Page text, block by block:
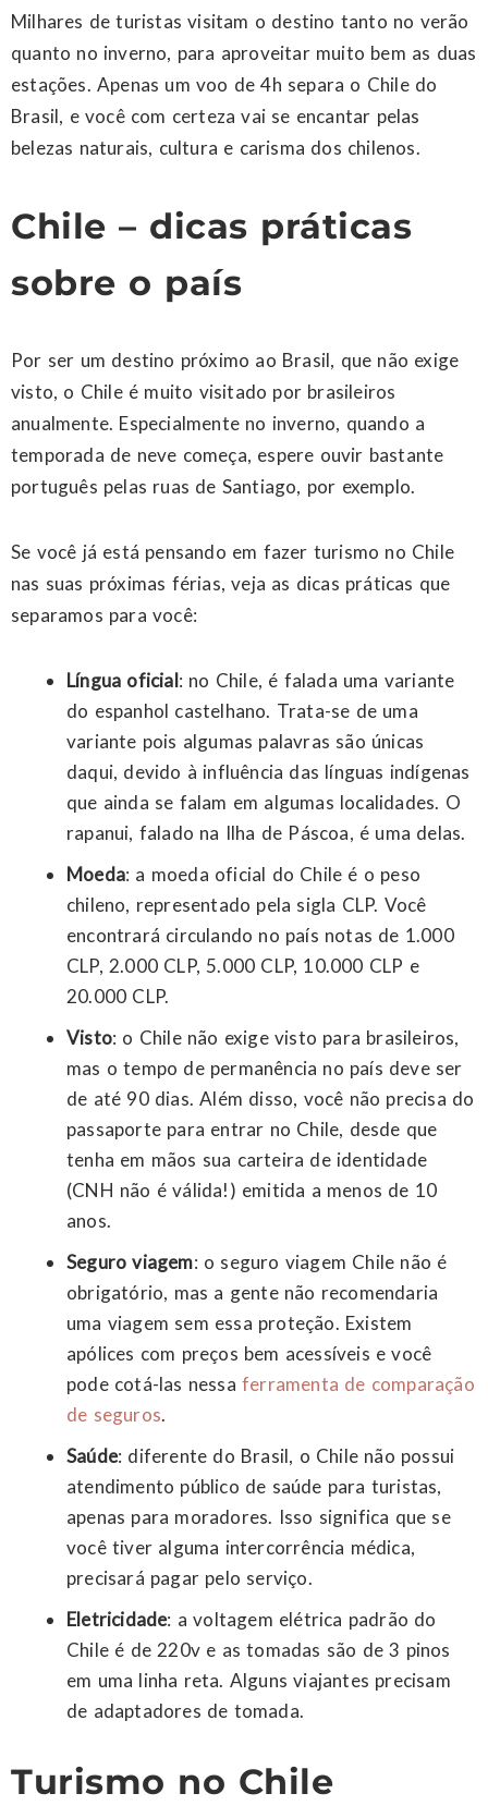
Milhares de turistas visitam o destino tanto no verão
quanto no inverno, para aproveitar muito bem as duas
estações. Apenas um voo de 4h separa o Chile do
Brasil, e você com certeza vai se encantar pelas
belezas naturais, cultura e carisma dos chilenos.
Chile – dicas práticas
sobre o país
Por ser um destino próximo ao Brasil, que não exige
visto, o Chile é muito visitado por brasileiros
anualmente. Especialmente no inverno, quando a
temporada de neve começa, espere ouvir bastante
português pelas ruas de Santiago, por exemplo.
Se você já está pensando em fazer turismo no Chile
nas suas próximas férias, veja as dicas práticas que
separamos para você:
Língua oficial: no Chile, é falada uma variante
do espanhol castelhano. Trata-se de uma
variante pois algumas palavras são únicas
daqui, devido à influência das línguas indígenas
que ainda se falam em algumas localidades. O
rapanui, falado na Ilha de Páscoa, é uma delas.
Moeda: a moeda oficial do Chile é o peso
chileno, representado pela sigla CLP. Você
encontrará circulando no país notas de 1.000
CLP, 2.000 CLP, 5.000 CLP, 10.000 CLP e
20.000 CLP.
Visto: o Chile não exige visto para brasileiros,
mas o tempo de permanência no país deve ser
de até 90 dias. Além disso, você não precisa do
passaporte para entrar no Chile, desde que
tenha em mãos sua carteira de identidade
(CNH não é válida!) emitida a menos de 10
anos.
Seguro viagem: o seguro viagem Chile não é
obrigatório, mas a gente não recomendaria
uma viagem sem essa proteção. Existem
apólices com preços bem acessíveis e você
pode cotá-las nessa ferramenta de comparação
de seguros.
Saúde: diferente do Brasil, o Chile não possui
atendimento público de saúde para turistas,
apenas para moradores. Isso significa que se
você tiver alguma intercorrência médica,
precisará pagar pelo serviço.
Eletricidade: a voltagem elétrica padrão do
Chile é de 220v e as tomadas são de 3 pinos
em uma linha reta. Alguns viajantes precisam
de adaptadores de tomada.
Turismo no Chile